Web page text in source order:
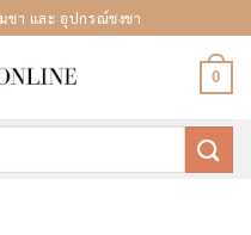
มชา และ อุปกรณ์ชงชา
0